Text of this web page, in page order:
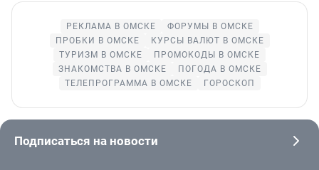
РЕКЛАМА В ОМСКЕ
ФОРУМЫ В ОМСКЕ
ПРОБКИ В ОМСКЕ
КУРСЫ ВАЛЮТ В ОМСКЕ
ТУРИЗМ В ОМСКЕ
ПРОМОКОДЫ В ОМСКЕ
ЗНАКОМСТВА В ОМСКЕ
ПОГОДА В ОМСКЕ
ТЕЛЕПРОГРАММА В ОМСКЕ
ГОРОСКОП
Подписаться на новости